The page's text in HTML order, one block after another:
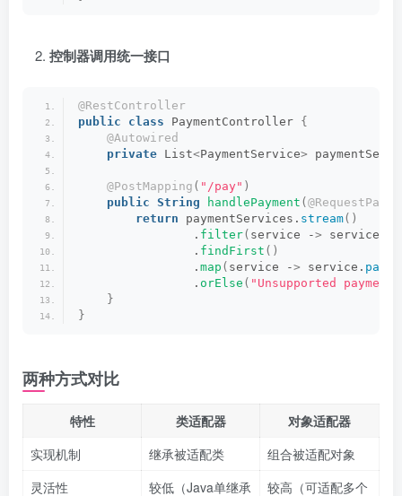
控制器调用统一接口
@RestController
public
class PaymentController {
@Autowired
private List<PaymentService>
@PostMapping ( "/pay" )
public String handlePayment ( @RequestParam
return paymentServices. stream()
                .
filter( service -> service.
                .
findFirst ()
                .
map ( service -> service. pay
                .
orElse ( "Unsupported
}
}
两种方式对比
特性 类适配器
对象适配器
实现机制
继承被适配类
组合被适配对象
灵活性
较低（Java单继承
较高（可适配多个